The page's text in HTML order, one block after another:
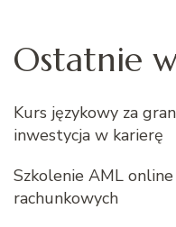
Ostatnie
Kurs językowy za
inwestycja w karierę
Szkolenie AML
rachunkowych